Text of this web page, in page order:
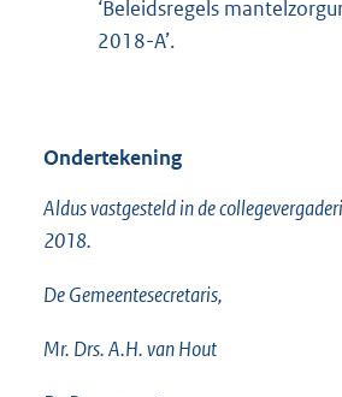
‘Beleidsregels
2018-A’.
Ondertekening
Aldus vastgesteld in de
2018.
De Gemeentesecretaris,
Mr. Drs. A.H. van Hout